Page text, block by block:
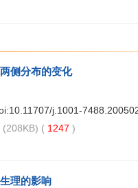
侧分布的变化
10.11707/j.1001-
(208KB) ( 1247 )
理的影响